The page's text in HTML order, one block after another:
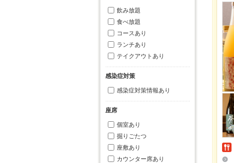
飲み放題
食べ放題
コースあり
ランチあり
テイクアウトあり
感染症対策
感染症対策情報あり
座席
個室あり
掘りごたつ
座敷あり
カウンター席あり